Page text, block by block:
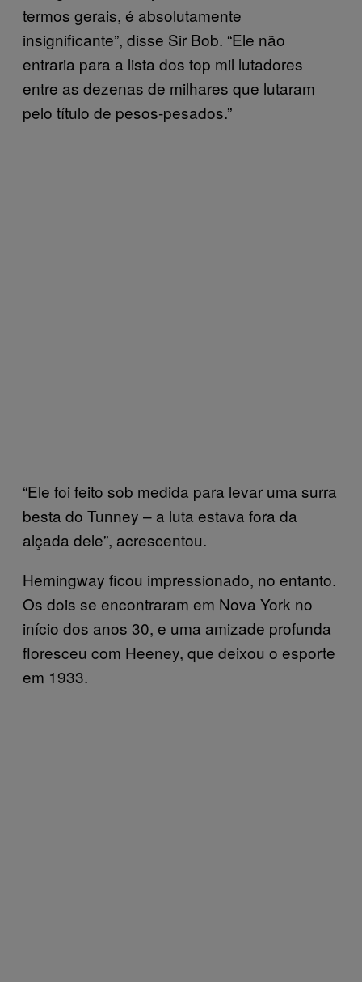
termos gerais, é absolutamente
insignificante”, disse Sir Bob. “Ele não
entraria para a lista dos top mil lutadores
entre as dezenas de milhares que lutaram
pelo título de pesos-pesados.”
“Ele foi feito sob medida para levar uma surra
besta do Tunney – a luta estava fora da
alçada dele”, acrescentou.
Hemingway ficou impressionado, no entanto.
Os dois se encontraram em Nova York no
início dos anos 30, e uma amizade profunda
floresceu com Heeney, que deixou o esporte
em 1933.